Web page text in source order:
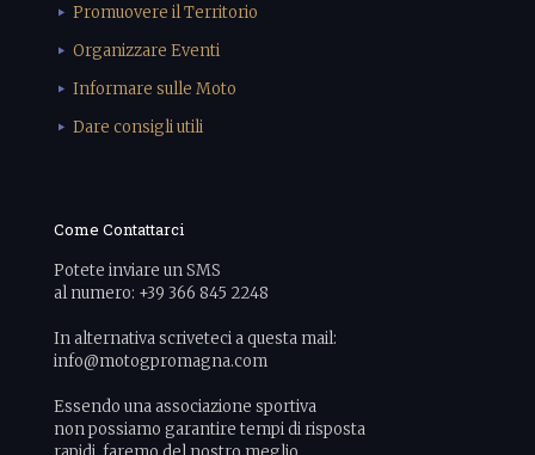
Promuovere il Territorio
Organizzare Eventi
Informare sulle Moto
Dare consigli utili
Come Contattarci
Potete inviare un SMS
al numero: +39 366 845 2248
In alternativa scriveteci a questa mail:
info@motogpromagna.com
Essendo una associazione sportiva
non possiamo garantire tempi di risposta